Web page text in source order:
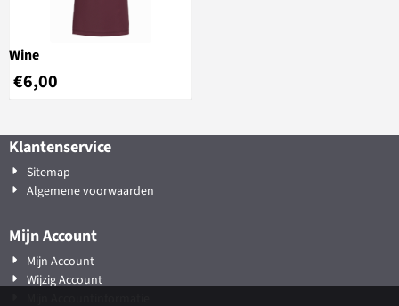
Wine
€6,00
Klantenservice
Sitemap
Algemene voorwaarden
Mijn Account
Mijn Account
Wijzig Account